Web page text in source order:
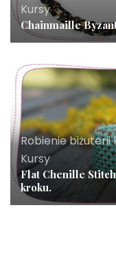
Kursy
Chainmaille
Robienie
Kursy
Flat Chenille
kroku.